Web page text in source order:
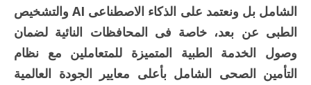
الشامل بل ونعتمد على الذكاء الاصطناعى AI والتشخيص
الطبى عن بعد، خاصة فى المحافظات النائية لضمان
وصول الخدمة الطبية المتميزة للمتعاملين مع نظام
التأمين الصحى الشامل بأعلى معايير الجودة العالمية